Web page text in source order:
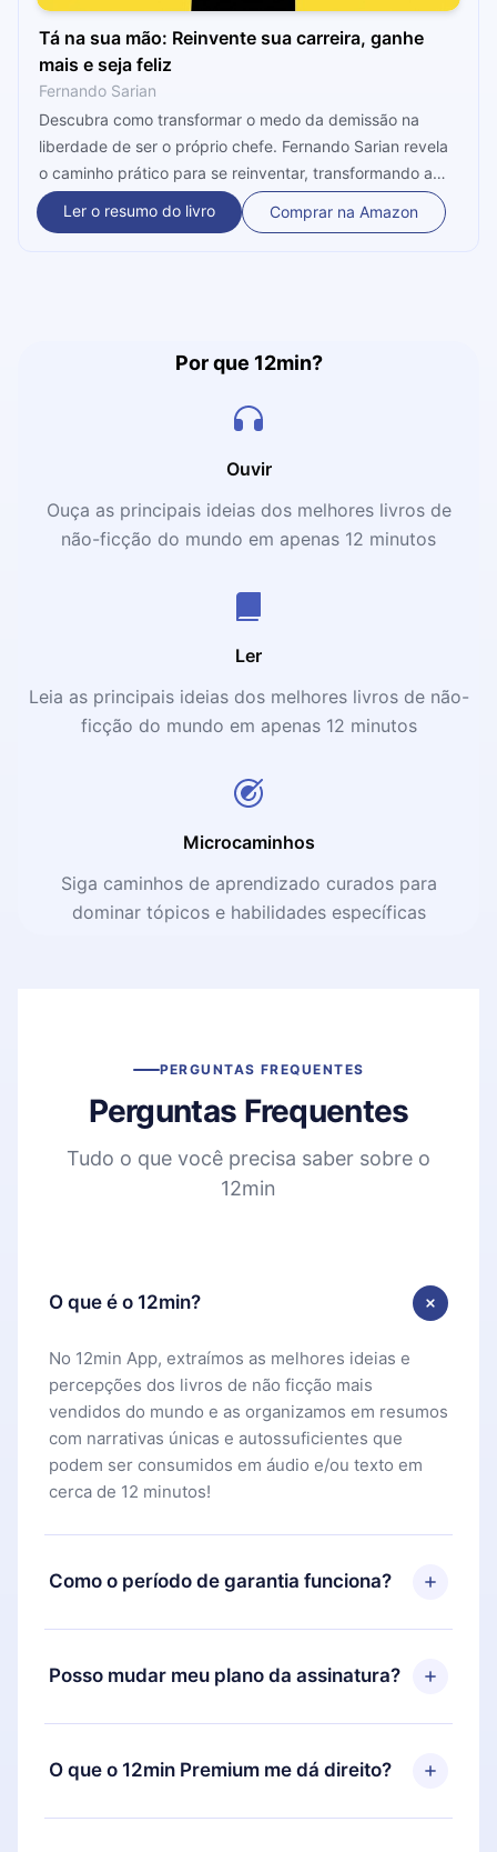
Tá na sua mão: Reinvente sua carreira, ganhe
mais e seja feliz
Fernando Sarian
Descubra como transformar o medo da demissão na
liberdade de ser o próprio chefe. Fernando Sarian revela
o caminho prático para se reinventar, transformando a
perícia judicial em uma carreira de sucesso. Um guia
essencial para quem busca autonomia, propósito e novos
Ler o resumo do livro Comprar na Amazon
Por que 12min?
Ouvir
Ouça as principais ideias dos melhores livros de
não-ficção do mundo em apenas 12 minutos
Ler
Leia as principais ideias dos melhores livros de não-
ficção do mundo em apenas 12 minutos
Microcaminhos
Siga caminhos de aprendizado curados para
dominar tópicos e habilidades específicas
PERGUNTAS FREQUENTES
Perguntas Frequentes
Tudo o que você precisa saber sobre o
12min
O que é o 12min?
No 12min App, extraímos as melhores ideias e
percepções dos livros de não ficção mais
vendidos do mundo e as organizamos em resumos
com narrativas únicas e autossuficientes que
podem ser consumidos em áudio e/ou texto em
cerca de 12 minutos!
Como o período de garantia funciona?
Você pode baixar nosso aplicativo e começar a
aproveitar nossa biblioteca. Se por algum motivo
não ficar satisfeito com nossa plataforma, basta
e solicitar o reembolso do valor. Você receberá
Posso mudar meu plano da assinatura?
Sim, mas a mudança só se aplicará a partir do
próximo período de cobrança. Por exemplo, se
você decidiu mudar sua assinatura mensal para
O que o 12min Premium me dá direito?
O 12min Premium é um plano que te garante